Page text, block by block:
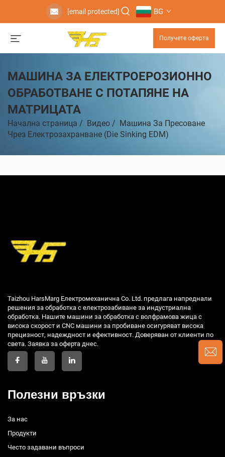
[email protected] BG
Получете оферта
МАШИНА ЗА ЕЛЕКТРОЕРОЗИОННО
ОБРАБОТВАНЕ С ПОТАПЯНЕ НА
МАТРИЦАТА
Начална страница / Видео / Машина За Пресоване
Чрез Електрозахранване (Die Sinking EDM)
Taizhou HarsMarg Електромеханична Co. Ltd. предлага напреднали
решения за обработка с електрозабиване за индустриална
обработка. Нашите машини за обработка с волфрамова жица с
висока скорост и CNC машини за пробиване осигуряват висока
прецизност, надеждност и ефективност. Доверяван от клиенти по
света. Заявка за оферта днес.
Полезни връзки
За нас
Продукти
Често задавани въпроси